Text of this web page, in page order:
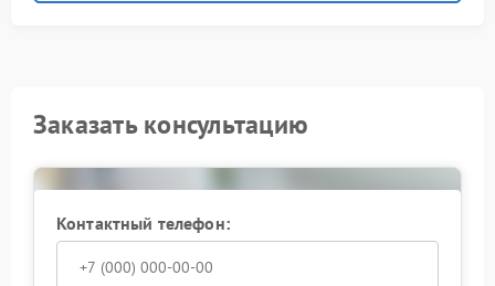
Заказать консультацию
Контактный телефон: